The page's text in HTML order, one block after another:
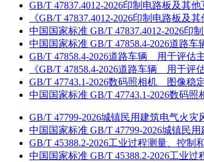
GB/T 47837.4012-2026印制电路板及
《GB/T 47837.4012-2026印制电路板
中国国家标准 GB/T 47837.4012-2026
中国国家标准 GB/T 47858.4-2026道路
GB/T 47858.4-2026道路车辆 用于评估
《GB/T 47858.4-2026道路车辆 用于
GB/T 47743.1-2026数码照相机 图像稳
中国国家标准 GB/T 47743.1-2026数码
GB/T 47799-2026城镇民用建筑电气火灾
中国国家标准 GB/T 47799-2026城镇民
GB/T 45388.2-2026工业过程测量、控
中国国家标准 GB/T 45388.2-2026工业